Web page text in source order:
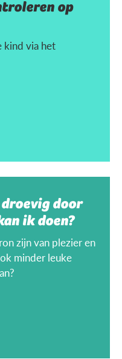
op
kind via het
door
ik doen?
zijn van plezier en
minder leuke